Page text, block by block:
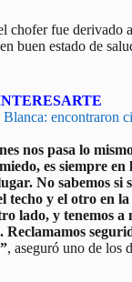
chofer fue derivado
buen estado de
encontraron
nos pasa lo
es siempre en
No sabemos si
techo y el otro en
lado, y tenemos a
Reclamamos
, aseguró uno de los